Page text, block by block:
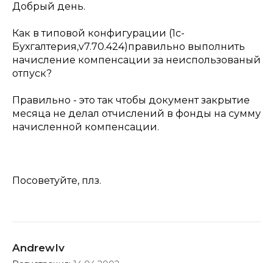
Добрый день.
Как в типовой конфигурации (1с-
Бухгалтерия,v7.70.424)правильно выполнить
начисление компенсации за неиспользованый
отпуск?
Правильно - это так чтобы документ закрытие
месяца не делал отчислений в фонды на сумму
начисленной компенсации.
Посоветуйте, плз.
AndrewIv